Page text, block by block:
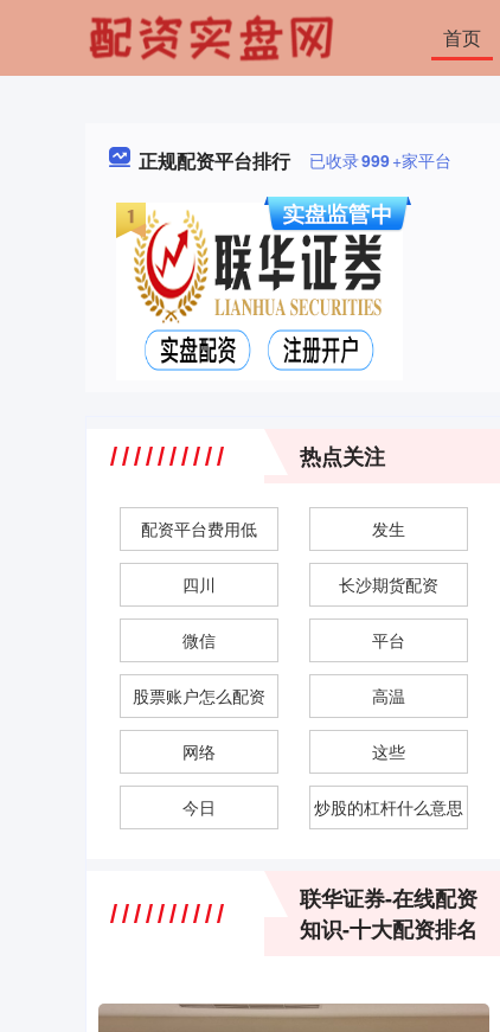
首页
正规配资平台排行 已收录999+家平台
热点关注
配资平台费用低 发生
四川 长沙期货配资
微信 平台
股票账户怎么配资 高温
网络 这些
今日 炒股的杠杆什么意思
联华证券-在线配资
知识-十大配资排名